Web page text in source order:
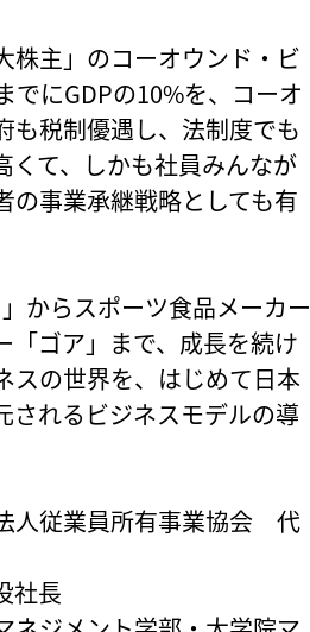
株主」のコーオウンド・ビ
でにGDPの10%を、コーオ
も税制優遇し、法制度でも
くて、しかも社員みんなが
の事業承継戦略としても有
からスポーツ食品メーカー
「ゴア」まで、成長を続け
の世界を、はじめて日本
されるビジネスモデルの導
人従業員所有事業協会 代
社長